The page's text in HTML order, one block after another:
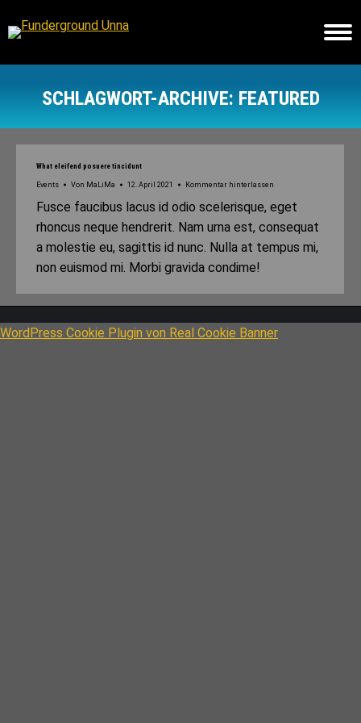
SCHLAGWORT-ARCHIVE: FEATURED
What eleifend posuere tincidunt
Events Von MaLiMa 12. April 2021 Kommentar hinterlassen
Fusce faucibus lacus id odio scelerisque, eget
rhoncus neque hendrerit. Nam urna est, consequat
a molestie eu, sagittis id nunc. Nulla at tempus mi,
non euismod mi. Morbi gravida condime!
WordPress Cookie Plugin von Real Cookie Banner